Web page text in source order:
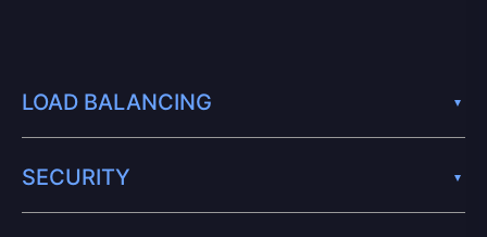
LOAD BALANCING
SECURITY